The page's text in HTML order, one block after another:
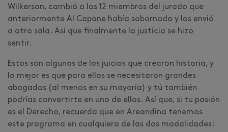
Wilkerson, cambió a los 12 miembros del jurado que
anteriormente Al Capone había sobornado y los envió
a otra sala. Así que finalmente la justicia se hizo
sentir.
Estos son algunos de los juicios que crearon historia, y
lo mejor es que para ellos se necesitaron grandes
abogados (al menos en su mayoría) y tú también
podrías convertirte en uno de ellos. Así que, si tu pasión
es el Derecho, recuerda que en Areandina tenemos
este programa en cualquiera de las dos modalidades: